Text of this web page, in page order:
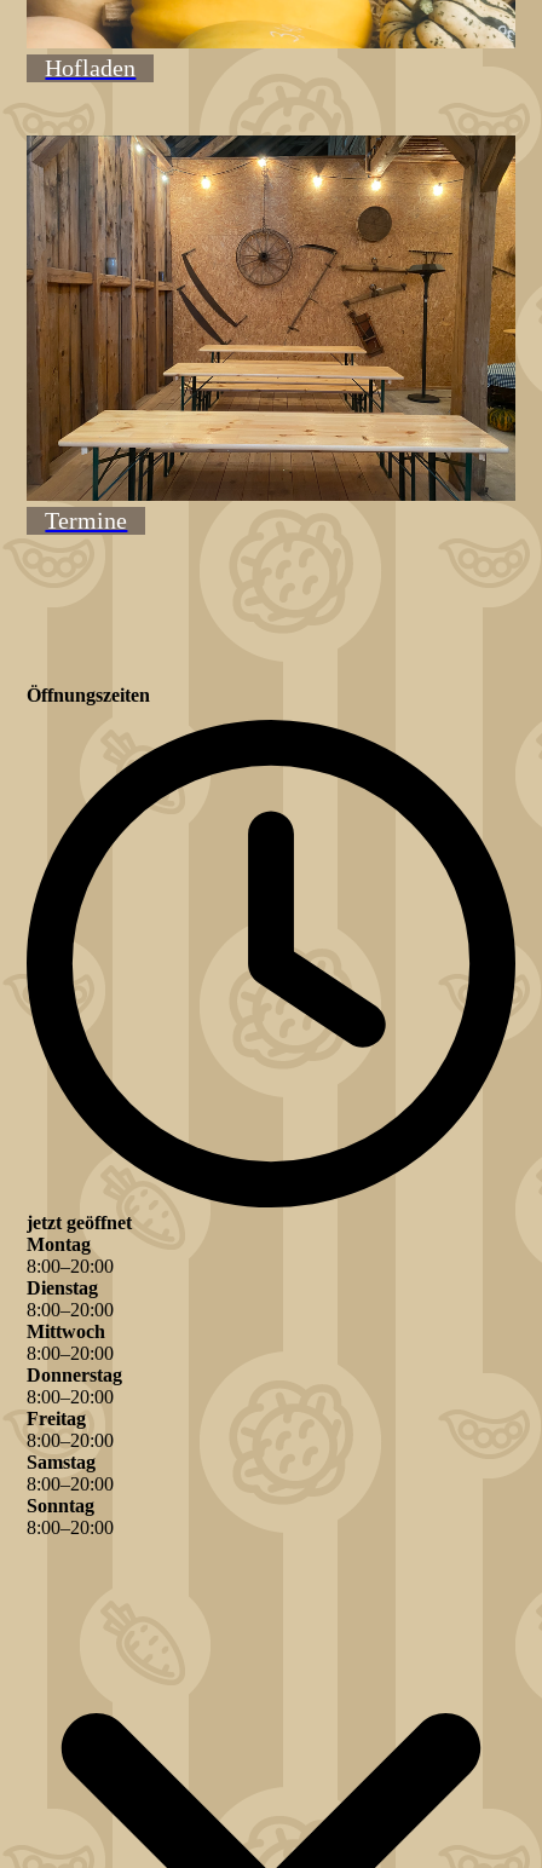
Hofladen
Termine
Öffnungszeiten
jetzt geöffnet
Montag
8:00–20:00
Dienstag
8:00–20:00
Mittwoch
8:00–20:00
Donnerstag
8:00–20:00
Freitag
8:00–20:00
Samstag
8:00–20:00
Sonntag
8:00–20:00